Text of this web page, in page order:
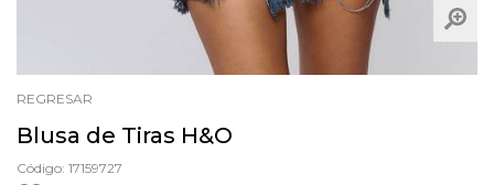
REGRESAR
Blusa de Tiras H&O
Código: 17159727